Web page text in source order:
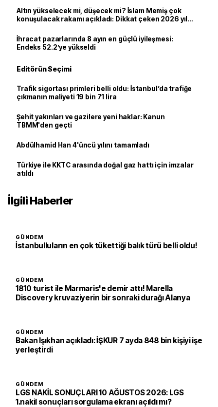
Altın yükselecek mi, düşecek mi? İslam Memiş çok
konuşulacak rakamı açıkladı: Dikkat çeken 2026 yıl
İhracat pazarlarında 8 ayın en güçlü iyileşmesi:
Endeks 52.2’ye yükseldi
Editörün Seçimi
Trafik sigortası primleri belli oldu: İstanbul’da trafiğe
çıkmanın maliyeti 19 bin 71 lira
Şehit yakınları ve gazilere yeni haklar: Kanun
TBMM'den geçti
Abdülhamid Han 4'üncü yılını tamamladı
Türkiye ile KKTC arasında doğal gaz hattı için imzalar
atıldı
İlgili Haberler
GÜNDEM
İstanbulluların en çok tükettiği balık türü belli oldu!
GÜNDEM
1810 turist ile Marmaris'e demir attı! Marella
Discovery kruvaziyerin bir sonraki durağı Alanya
GÜNDEM
Bakan Işıkhan açıkladı: İŞKUR 7 ayda 848 bin kişiyi işe
yerleştirdi
GÜNDEM
LGS NAKİL SONUÇLARI 10 AĞUSTOS 2026: LGS
1.nakil sonuçları sorgulama ekranı açıldı mı?